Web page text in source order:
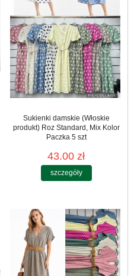
Sukienki damskie (Włoskie
produkt) Roz Standard, Mix Kolor
Paczka 5 szt
43.00 zł
szczegóły